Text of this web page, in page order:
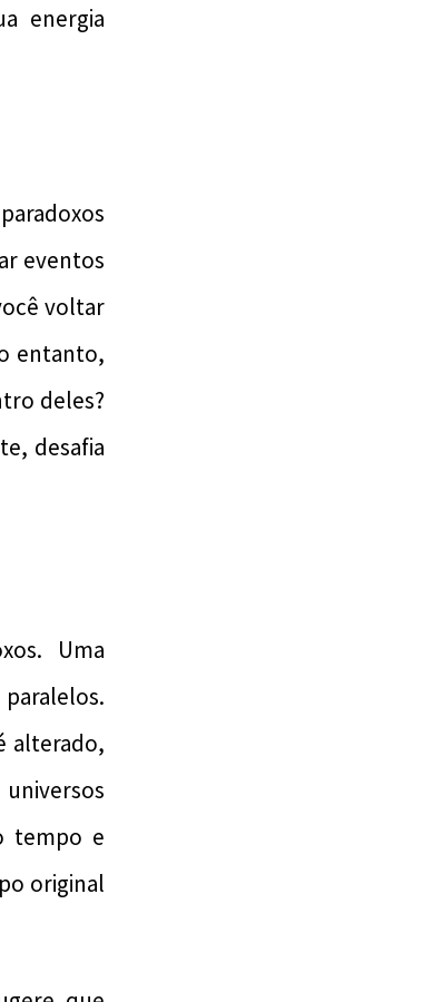
energia
eventos
voltar
entanto,
deles?
desafia
Uma
alterado,
tempo e
original